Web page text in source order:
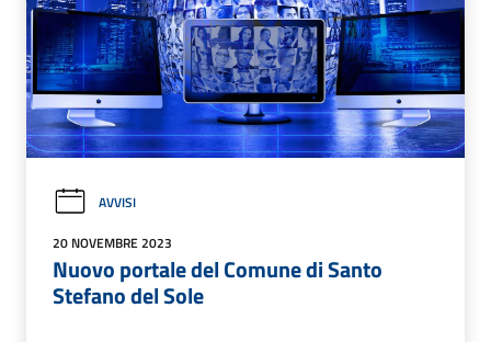
AVVISI
20 NOVEMBRE 2023
Nuovo portale del Comune di Santo
Stefano del Sole